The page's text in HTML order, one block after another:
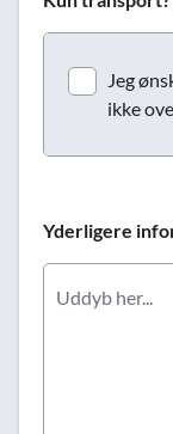
Jeg
ikke
Yderligere